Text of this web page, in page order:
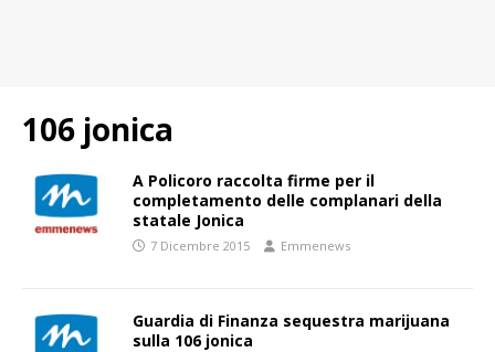
106 jonica
A Policoro raccolta firme per il
completamento delle complanari della
statale Jonica
7 Dicembre 2015 Emmenews
Guardia di Finanza sequestra marijuana
sulla 106 jonica